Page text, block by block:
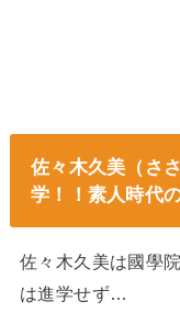
佐々木久美（さ
学！！素人時代
佐々木久美は國學
は進学せず…